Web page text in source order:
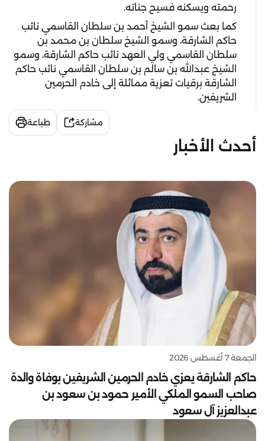
رحمته ويسكنه فسيح جناته.
كما بعث سمو الشيخ أحمد بن سلطان القاسمي نائب
حاكم الشارقة، وسمو الشيخ سلطان بن محمد بن
سلطان القاسمي ولي العهد نائب حاكم الشارقة، وسمو
الشيخ عبدالله بن سالم بن سلطان القاسمي نائب حاكم
الشارقة برقيات تعزية مماثلة إلى خادم الحرمين
الشريفين.
مشاركة طباعة
أحدث الأخبار
الجمعة 7 أغسطس 2026
حاكم الشارقة يعزي خادم الحرمين الشريفين بوفاة والدة
صاحب السمو الملكي الأمير حمود بن سعود بن
عبدالعزيز آل سعود